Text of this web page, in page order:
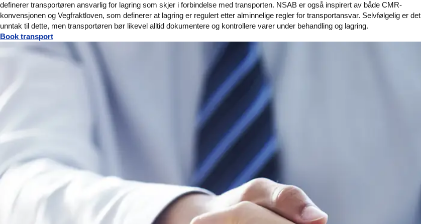
definerer transportøren ansvarlig for lagring som skjer i forbindelse med transporten. NSAB er også inspirert av både CMR-
konvensjonen og Vegfraktloven, som definerer at lagring er regulert etter alminnelige regler for transportansvar. Selvfølgelig er det
unntak til dette, men transportøren bør likevel alltid dokumentere og kontrollere varer under behandling og lagring.
Book transport